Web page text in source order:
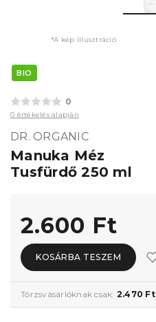
*A kép illusztráció
BIO
0
0 értékelés alapján
DR. ORGANIC
Manuka Méz
Tusfürdő 250 ml
2.600 Ft
KOSÁRBA TESZEM
Törzsvásárlóknak csak: 2.470 Ft